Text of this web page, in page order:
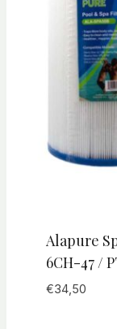
Alapure
6CH-47 /
€34,50